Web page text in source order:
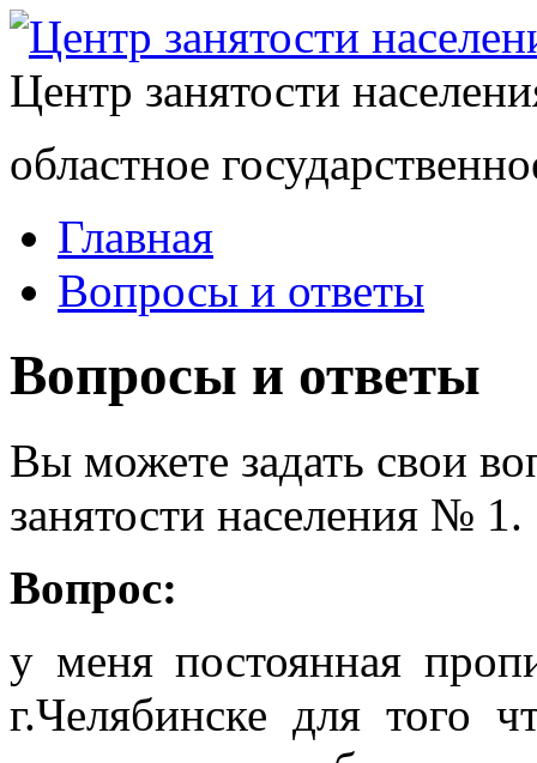
Центр занятости
областное
Главная
Вопросы и ответы
Вопросы и ответы
Вы можете задать свои
занятости населения № 1.
Вопрос:
у меня постоянная
г.Челябинске для того